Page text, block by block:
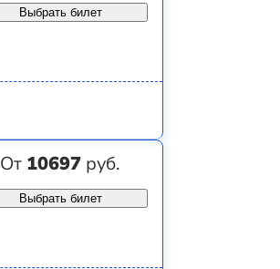
Выбрать билет
От 10697 руб.
Выбрать билет